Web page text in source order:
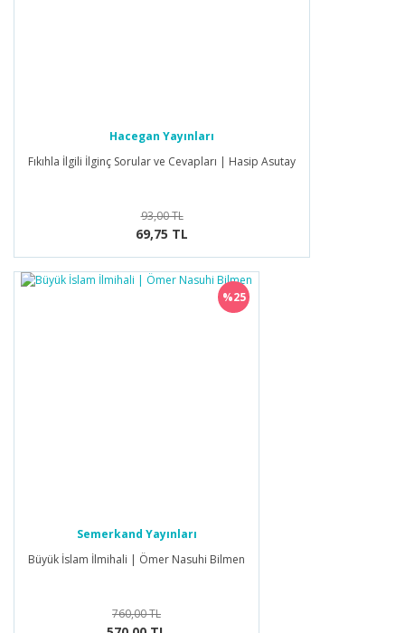
Hacegan Yayınları
Fıkıhla İlgili İlginç Sorular ve Cevapları | Hasip Asutay
93,00 TL
69,75 TL
%25
Semerkand Yayınları
Büyük İslam İlmihali | Ömer Nasuhi Bilmen
760,00 TL